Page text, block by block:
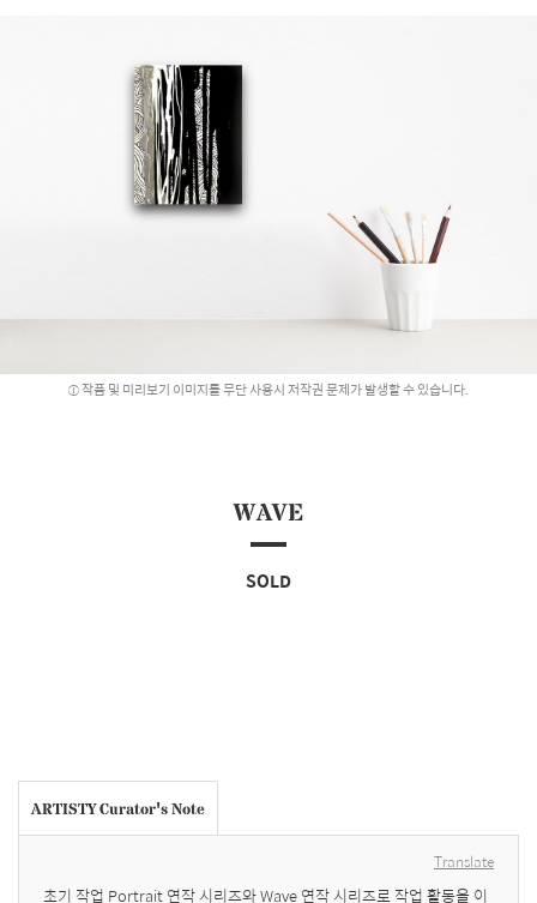
작품 및 미리보기 이미지를 무단 사용시 저작권 문제가 발생할 수 있습니다.
WAVE
SOLD
ARTISTY Curator's Note
Translate
초기 작업 Portrait 연작 시리즈와 Wave 연작 시리즈로 작업 활동을 이